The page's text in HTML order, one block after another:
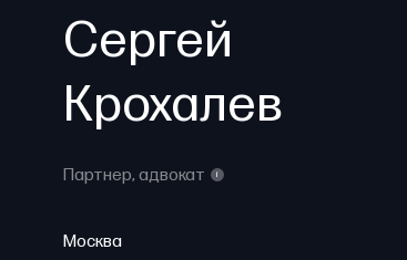
Сергей
Крохалев
Партнер, адвокат i
Москва